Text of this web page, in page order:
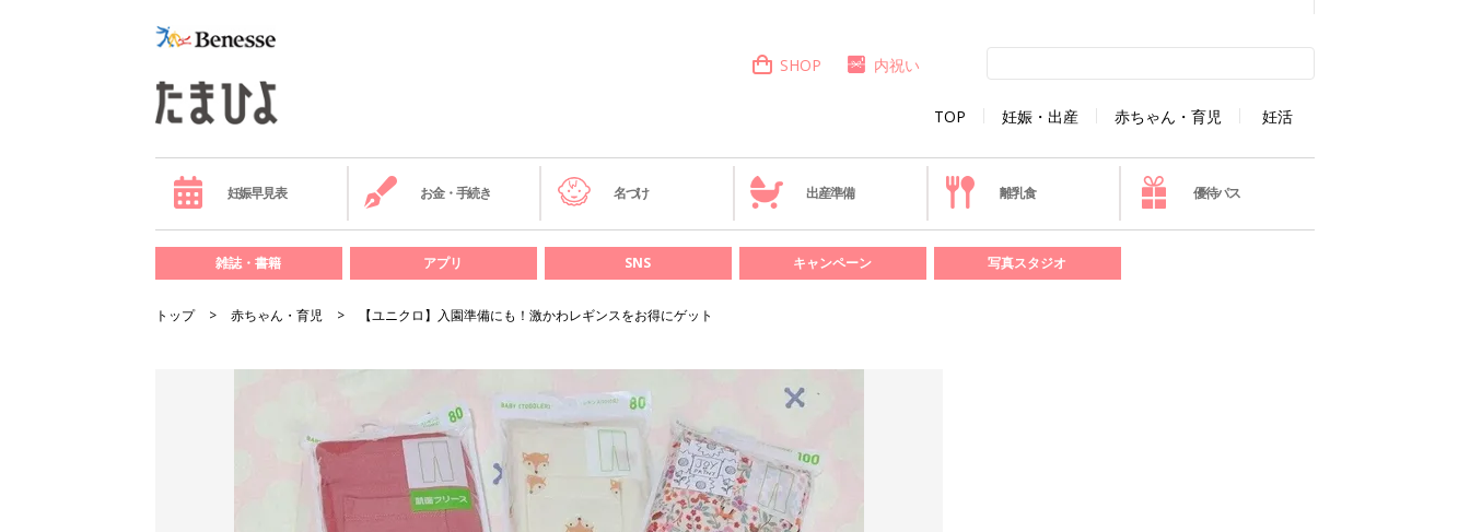
TOP 妊娠・出産 赤ちゃん・育児 妊活
SHOP 内祝い
妊娠早見表 お金・手続き 名づけ 出産準備 離乳食 優待パス
雑誌・書籍 アプリ SNS キャンペーン 写真スタジオ
トップ 赤ちゃん・育児 【ユニクロ】入園準備にも！激かわレギンスをお得にゲット